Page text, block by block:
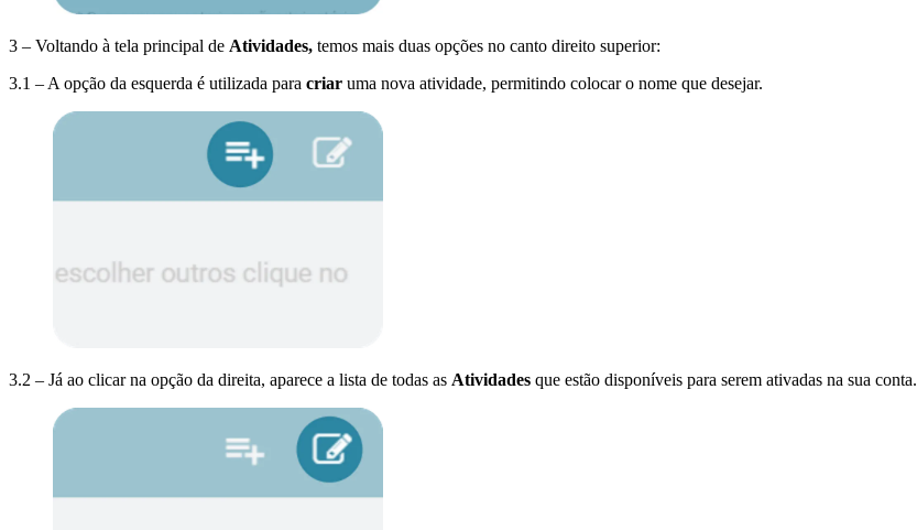
3 – Voltando à tela principal de Atividades, temos mais duas opções no canto direito superior:
3.1 – A opção da esquerda é utilizada para criar uma nova atividade, permitindo colocar o nome que desejar.
3.2 – Já ao clicar na opção da direita, aparece a lista de todas as Atividades que estão disponíveis para serem ativadas na sua conta.